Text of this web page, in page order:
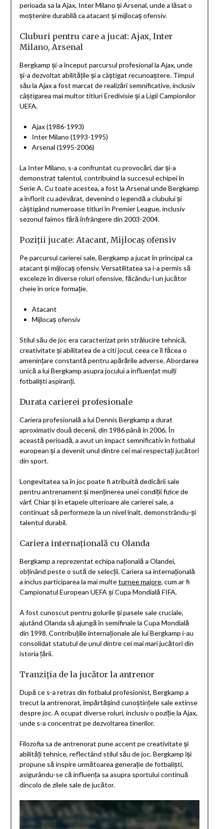
perioada sa la Ajax, Inter Milano și Arsenal, unde a lăsat o
moștenire durabilă ca atacant și mijlocaș ofensiv.
Cluburi pentru care a jucat: Ajax, Inter
Milano, Arsenal
Bergkamp și-a început parcursul profesional la Ajax, unde
și-a dezvoltat abilitățile și a câștigat recunoaștere. Timpul
său la Ajax a fost marcat de realizări semnificative, inclusiv
câștigarea mai multor titluri Eredivisie și a Ligii Campionilor
UEFA.
Ajax (1986-1993)
Inter Milano (1993-1995)
Arsenal (1995-2006)
La Inter Milano, s-a confruntat cu provocări, dar și-a
demonstrat talentul, contribuind la succesul echipei în
Serie A. Cu toate acestea, a fost la Arsenal unde Bergkamp
a înflorit cu adevărat, devenind o legendă a clubului și
câștigând numeroase titluri în Premier League, inclusiv
sezonul faimos fără înfrângere din 2003-2004.
Poziții jucate: Atacant, Mijlocaș ofensiv
Pe parcursul carierei sale, Bergkamp a jucat în principal ca
atacant și mijlocaș ofensiv. Versatilitatea sa i-a permis să
exceleze în diverse roluri ofensive, făcându-l un jucător
cheie în orice formație.
Atacant
Mijlocaș ofensiv
Stilul său de joc era caracterizat prin strălucire tehnică,
creativitate și abilitatea de a citi jocul, ceea ce îl făcea o
amenințare constantă pentru apărările adverse. Abordarea
unică a lui Bergkamp asupra jocului a influențat mulți
fotbaliști aspiranți.
Durata carierei profesionale
Cariera profesională a lui Dennis Bergkamp a durat
aproximativ două decenii, din 1986 până în 2006. În
această perioadă, a avut un impact semnificativ în fotbalul
european și a devenit unul dintre cei mai respectați jucători
din sport.
Longevitatea sa în joc poate fi atribuită dedicării sale
pentru antrenament și menținerea unei condiții fizice de
vârf. Chiar și în etapele ulterioare ale carierei sale, a
continuat să performeze la un nivel înalt, demonstrându-și
talentul durabil.
Cariera internațională cu Olanda
Bergkamp a reprezentat echipa națională a Olandei,
obținând peste o sută de selecții. Cariera sa internațională
a inclus participarea la mai multeturnee majore, cum ar fi
Campionatul European UEFA și Cupa Mondială FIFA.
A fost cunoscut pentru golurile și pasele sale cruciale,
ajutând Olanda să ajungă în semifinale la Cupa Mondială
din 1998. Contribuțiile internaționale ale lui Bergkamp i-au
consolidat statutul de unul dintre cei mai mari jucători din
istoria țării.
Tranziția de la jucător la antrenor
După ce s-a retras din fotbalul profesionist, Bergkamp a
trecut la antrenorat, împărtășind cunoștințele sale extinse
despre joc. A ocupat diverse roluri, inclusiv o poziție la Ajax,
unde s-a concentrat pe dezvoltarea tinerilor.
Filozofia sa de antrenorat pune accent pe creativitate și
abilități tehnice, reflectând stilul său de joc. Bergkamp își
propune să inspire următoarea generație de fotbaliști,
asigurându-se că influența sa asupra sportului continuă
dincolo de zilele sale de jucător.